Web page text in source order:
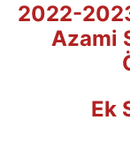
2022-
Azami
Ek